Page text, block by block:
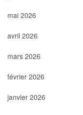
mai 2026
avril 2026
mars 2026
février 2026
janvier 2026